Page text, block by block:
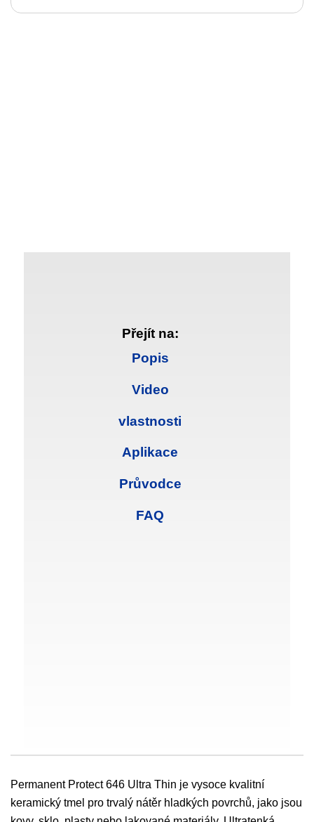
Přejít na:
Popis
Video
vlastnosti
Aplikace
Průvodce
FAQ
Permanent Protect 646 Ultra Thin je vysoce kvalitní
keramický tmel pro trvalý nátěr hladkých povrchů, jako jsou